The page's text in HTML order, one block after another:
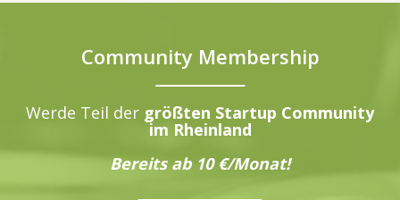
Community Membership
Werde Teil der größten Startup Community
im Rheinland
Bereits ab 10 €/Monat!